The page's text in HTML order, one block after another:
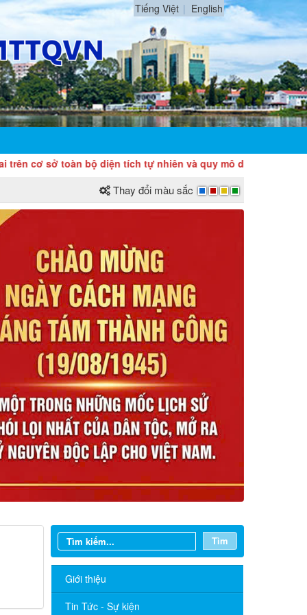
Tiếng Việt English
toàn bộ diện tích tự nhiên và quy mô dân số của tỉnh Đồng
Thay đổi màu sắc
Tìm
Giới thiệu
Tin Tức - Sự kiện